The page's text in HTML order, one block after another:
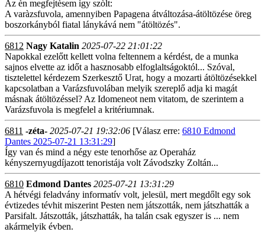
Az èn megfejtèsem ìgy szòlt:
A varàzsfuvola, amennyiben Papagena átváltozása-átöltözése öreg
boszorkányból fiatal lánykává nem "átöltözés".
6812 Nagy Katalin 2025-07-22 21:01:22
Napokkal ezelőtt kellett volna feltennem a kérdést, de a munka
sajnos elvette az időt a hasznosabb elfoglaltságoktól... Szóval,
tisztelettel kérdezem Szerkesztő Urat, hogy a mozarti átöltözésekkel
kapcsolatban a Varázsfuvolában melyik szereplő adja ki magát
másnak átöltözéssel? Az Idomeneot nem vitatom, de szerintem a
Varázsfuvola is megfelel a kritériumnak.
6811 -zéta- 2025-07-21 19:32:06 [Válasz erre: 6810 Edmond
Dantes 2025-07-21 13:31:29]
Így van és mind a négy este tenorhőse az Operaház
kényszernyugdíjazott tenoristája volt Závodszky Zoltán...
6810 Edmond Dantes 2025-07-21 13:31:29
A hétvégi feladvány informatív volt, jelesül, mert megdőlt egy sok
évtizedes tévhit miszerint Pesten nem játszották, nem játszhatták a
Parsifalt. Játszották, játszhatták, ha talán csak egyszer is ... nem
akármelyik évben.